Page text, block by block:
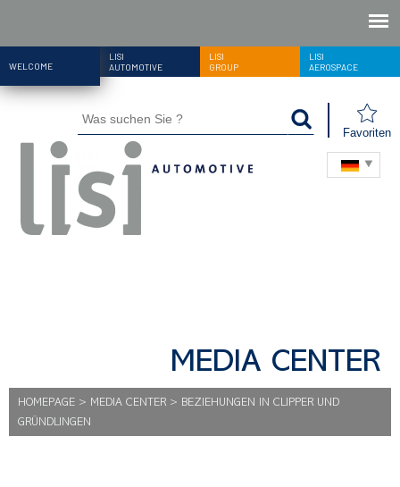
WELCOME
LISI
AUTOMOTIVE
LISI
GROUP
LISI
AEROSPACE
Favoriten
MEDIA CENTER
HOMEPAGE > MEDIA CENTER > BEZIEHUNGEN IN CLIPPER UND
GRÜNDLINGEN